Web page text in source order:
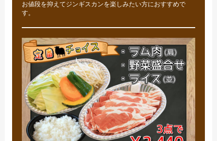
お値段を抑えてジンギスカンを楽しみたい方におすすめで
す。